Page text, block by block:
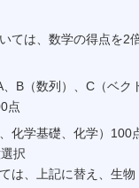
ては、数学の得点を2
B（数列）、C（ベク
点
化学基礎、化学）
択
は、上記に替え、生物